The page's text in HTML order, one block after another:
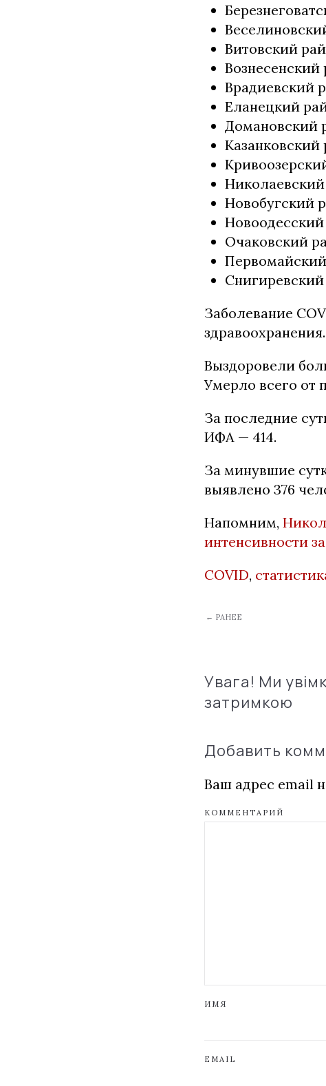
Витовский
Вознесенский
Врадиевский
Еланецкий
Домановский
Казанковский
Николаевский
Новобугский
Очаковский
Заболевание
здравоохранения.
Выздоровели
Умерло всего от
За последние
ИФА — 414.
За минувшие
выявлено 376
Напомним,
интенсивности
COVID,
← РАНЕЕ
Увага! Ми
затримкою
Добавить
Ваш адрес email
КОММЕНТАРИЙ
ИМЯ
EMAIL